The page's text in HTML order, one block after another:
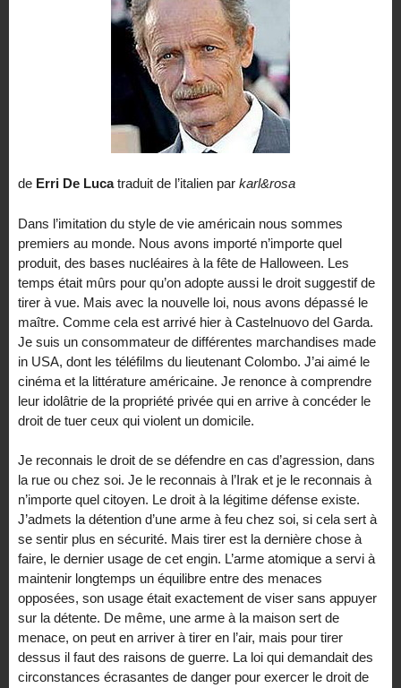
de Erri De Lucatraduit de l’italien par karl&rosa
Dans l’imitation du style de vie américain nous sommes
premiers au monde. Nous avons importé n’importe quel
produit, des bases nucléaires à la fête de Halloween. Les
temps était mûrs pour qu’on adopte aussi le droit suggestif de
tirer à vue. Mais avec la nouvelle loi, nous avons dépassé le
maître. Comme cela est arrivé hier à Castelnuovo del Garda.
Je suis un consommateur de différentes marchandises made
in USA, dont les téléfilms du lieutenant Colombo. J’ai aimé le
cinéma et la littérature américaine. Je renonce à comprendre
leur idolâtrie de la propriété privée qui en arrive à concéder le
droit de tuer ceux qui violent un domicile.
Je reconnais le droit de se défendre en cas d’agression, dans
la rue ou chez soi. Je le reconnais à l’Irak et je le reconnais à
n’importe quel citoyen. Le droit à la légitime défense existe.
J’admets la détention d’une arme à feu chez soi, si cela sert à
se sentir plus en sécurité. Mais tirer est la dernière chose à
faire, le dernier usage de cet engin. L’arme atomique a servi à
maintenir longtemps un équilibre entre des menaces
opposées, son usage était exactement de viser sans appuyer
sur la détente. De même, une arme à la maison sert de
menace, on peut en arriver à tirer en l’air, mais pour tirer
dessus il faut des raisons de guerre. La loi qui demandait des
circonstances écrasantes de danger pour exercer le droit de